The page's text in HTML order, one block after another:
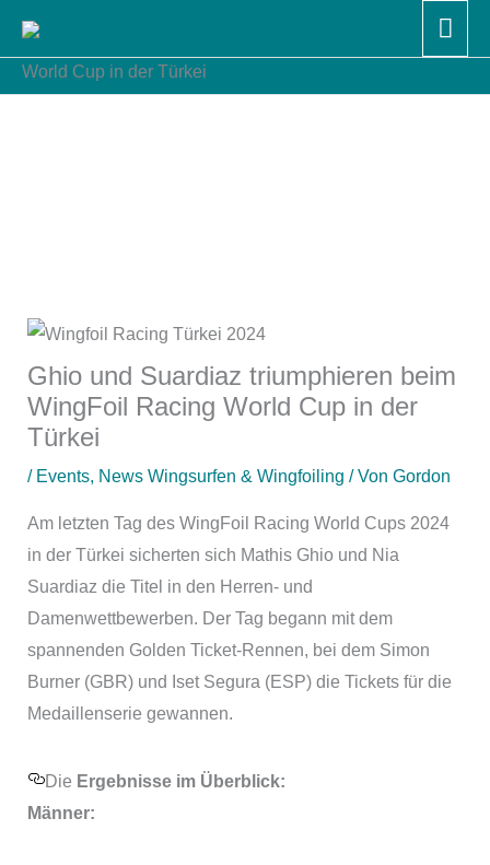
springen
Start
World Cup in der Türkei
Ghio und Suardiaz triumphieren beim
WingFoil Racing World Cup in der
Türkei
/ Events, News Wingsurfen & Wingfoiling / VonGordon
Am letzten Tag des WingFoil Racing World Cups 2024
in der Türkei sicherten sich Mathis Ghio und Nia
Suardiaz die Titel in den Herren- und
Damenwettbewerben. Der Tag begann mit dem
spannenden Golden Ticket-Rennen, bei dem Simon
Burner (GBR) und Iset Segura (ESP) die Tickets für die
Medaillenserie gewannen.
Die Ergebnisse im Überblick:
Männer: